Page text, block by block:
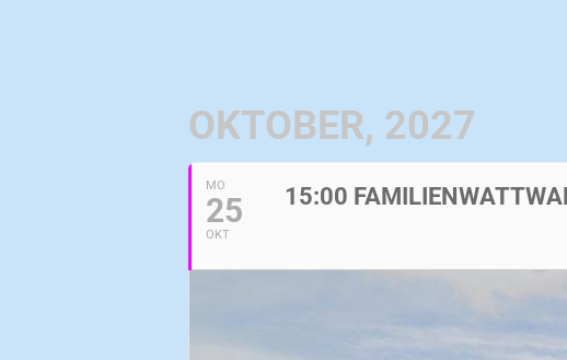
OKTOBER, 2027
MO
25
OKT
15:00